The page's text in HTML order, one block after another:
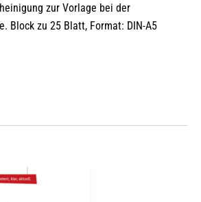
zur Vorlage bei der
Block zu 25 Blatt, Format: DIN-A5